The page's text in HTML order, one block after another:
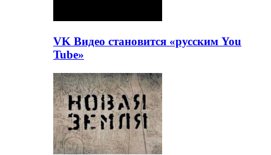
VK Видео становится «русским You
Tube»